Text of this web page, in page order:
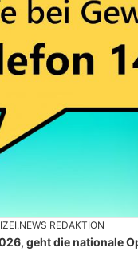
REDAKTION
geht die nationale